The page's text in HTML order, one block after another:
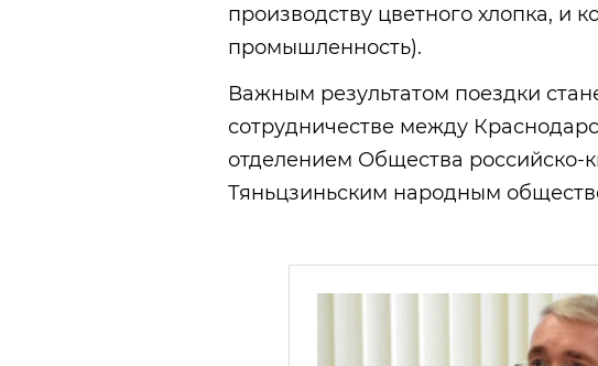
производству цветного хлопка, и
промышленность).
Важным результатом поездки
сотрудничестве между
отделением Общества российско-
Тяньцзиньским народным